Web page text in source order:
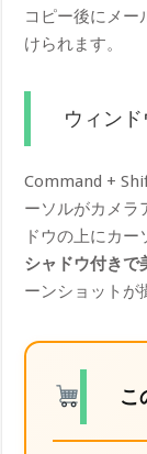
コピー後にメー
けられます。
ウィン
Command +
ーソルがカメラ
ドウの上にカー
シャドウ付きで
ーンショットが
こ